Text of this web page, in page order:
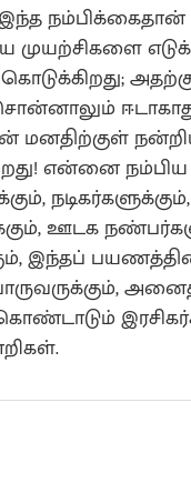
நம்பிக்கைதான்
முயற்சிகளை
மனதிற்குள்
என்னை
ஊடக
இந்தப்